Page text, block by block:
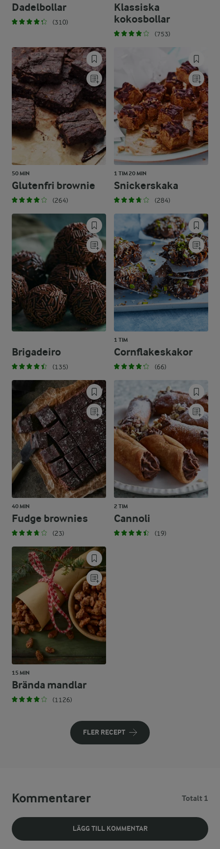
Dadelbollar
(310)
Klassiska
kokosbollar
(753)
50 MIN
Glutenfri brownie
(264)
1 TIM 20 MIN
Snickerskaka
(284)
Brigadeiro
(135)
1 TIM
Cornflakeskakor
(66)
40 MIN
Fudge brownies
(23)
2 TIM
Cannoli
(19)
15 MIN
Brända mandlar
(1126)
FLER RECEPT
Kommentarer Totalt 1
LÄGG TILL KOMMENTAR